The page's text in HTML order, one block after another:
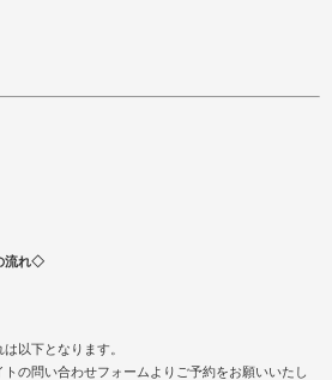
流れ◇
以下となります。
の問い合わせフォームよりご予約をお願いいたし